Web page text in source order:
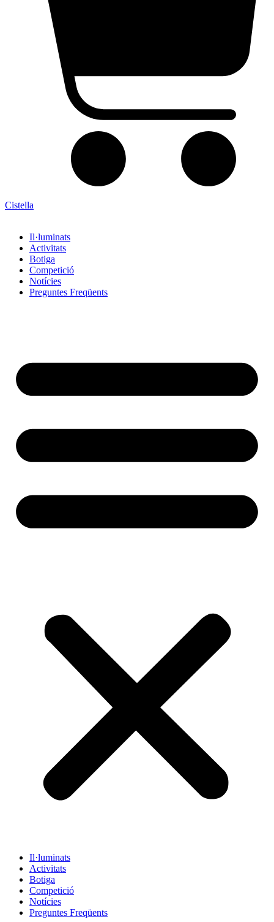
Cistella
Il·luminats
Activitats
Botiga
Competició
Notícies
Preguntes Freqüents
Il·luminats
Activitats
Botiga
Competició
Notícies
Preguntes Freqüents